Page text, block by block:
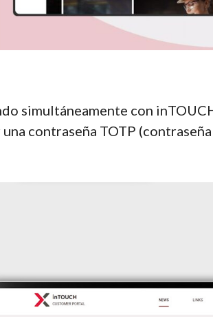
simultáneamente con
contraseña TOTP